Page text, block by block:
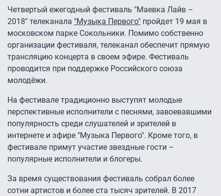
Четвертый ежегодный фестиваль "Маевка Лайв –
2018" телеканала "Музыка Первого" пройдет 19 мая в
московском парке Сокольники. Помимо собственно
организации фестиваля, телеканал обеспечит прямую
трансляцию концерта в своем эфире. Фестиваль
проводится при поддержке Российского союза
молодёжи.
На фестивале традиционно выступят молодые
перспективные исполнители с песнями, завоевавшими
популярность среди слушателей и зрителей в
интернете и эфире "Музыка Первого". Кроме того, в
фестивале примут участие звездные гости –
популярные исполнители и блогеры.
За время существования фестиваль собрал более
сотни артистов и более ста тысяч зрителей. В 2017